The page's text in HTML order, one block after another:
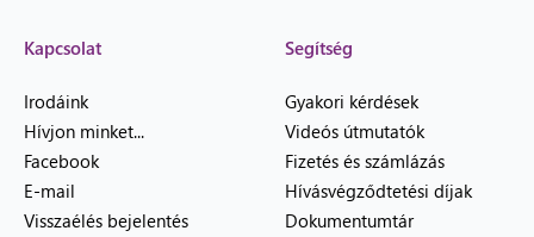
Kapcsolat
Irodáink
Hívjon minket...
Facebook
E-mail
Visszaélés bejelentés
Segítség
Gyakori kérdések
Videós útmutatók
Fizetés és számlázás
Hívásvégződtetési díjak
Dokumentumtár